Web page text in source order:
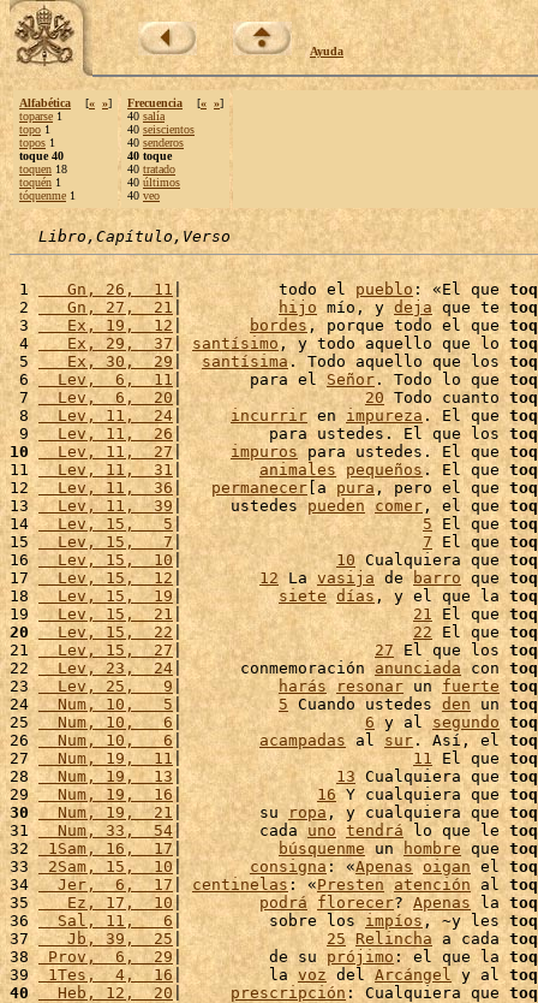
Ayuda
Alfabética [« »]
toparse 1
topo 1
topos 1
toque 40
toquen 18
toquén 1
tóquenme 1
Frecuencia [« »]
40 salía
40 seiscientos
40 senderos
40 toque
40 tratado
40 últimos
40 veo
Libro,Capítulo,Verso
1
   Gn, 26,  11
|          todo el pueblo : «El que
2
   Gn, 27,  21
| hijo mío, y deja que te
3
   Ex, 19,  12
| bordes , porque todo el que
4
   Ex, 29,  37
| santísimo, y todo aquello que lo
5
   Ex, 30,  29
| santísima. Todo aquello que los
6
  Lev,  6,  11
|       para el Señor . Todo lo que
7
  Lev,  6,  20
| 20 Todo cuanto
8
  Lev, 11,  24
| incurrir en impureza . El que
9
  Lev, 11,  26
|         para ustedes. El que los
10
  Lev, 11,  27
| impuros para ustedes. El que
11
  Lev, 11,  31
| animales pequeños. El que
12
  Lev, 11,  36
| permanecer [a pura , pero el que
13
  Lev, 11,  39
|     ustedes pueden comer , el que
14
  Lev, 15,   5
| 5 El que
15
  Lev, 15,   7
| 7 El que
16
  Lev, 15,  10
| 10 Cualquiera que
17
  Lev, 15,  12
| 12 La vasija de barro que
18
  Lev, 15,  19
| siete días , y el que la
19
  Lev, 15,  21
| 21 El que
20
  Lev, 15,  22
| 22 El que
21
  Lev, 15,  27
| 27 El que los
22
  Lev, 23,  24
|      conmemoración anunciada con
23
  Lev, 25,   9
| harás resonar un fuerte
24
  Num, 10,   5
| 5 Cuando ustedes den un
25
  Num, 10,   6
| 6 y al segundo
26
  Num, 10,   6
| acampadas al sur. Así, el
27
  Num, 19,  11
| 11 El que
28
  Num, 19,  13
| 13 Cualquiera que
29
  Num, 19,  16
| 16 Y cualquiera que
30
  Num, 19,  21
|        su ropa, y cualquiera que
31
  Num, 33,  54
|        cada uno tendrá lo que le
32
1Sam, 16,  17| búsquenme un hombre que
33
2Sam, 15,  10| consigna: «Apenas oigan el
34
  Jer,  6,  17
| centinelas: «Presten atención al
35
   Ez, 17,  10
| podrá florecer? Apenas la
36
  Sal, 11,   6
|         sobre los impíos, ~y les
37
   Jb, 39,  25
| 25 Relincha a cada
38
Prov,  6,  29|         de su prójimo : el que la
39 1Tes,  4,  16|         la voz del Arcángel y al
40
  Heb, 12,  20
| prescripción : Cualquiera que